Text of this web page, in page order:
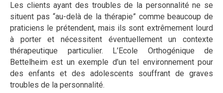
Les clients ayant des troubles de la personnalité ne se
situent pas “au-delà de la thérapie” comme beaucoup de
praticiens le prétendent, mais ils sont extrêmement lourd
à porter et nécessitent éventuellement un contexte
thérapeutique particulier. L’Ecole Orthogénique de
Bettelheim est un exemple d’un tel environnement pour
des enfants et des adolescents souffrant de graves
troubles de la personnalité.